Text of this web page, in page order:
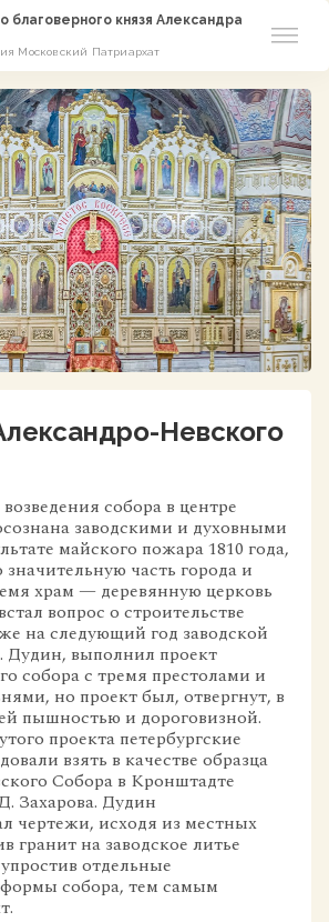
благоверного князя Александра
Московский Патриархат
Невского
собора в центре
заводскими и духовными
майского пожара 1810 года,
часть города и
храм — деревянную церковь
вопрос о строительстве
на следующий год заводской
Дудин, выполнил проект
собора с тремя престолами и
но проект был, отвергнут, в
пышностью и дороговизной.
проекта петербургские
взять в качестве образца
Собора в Кронштадте
Захарова. Дудин
чертежи, исходя из местных
гранит на заводское литье
отдельные
собора, тем самым